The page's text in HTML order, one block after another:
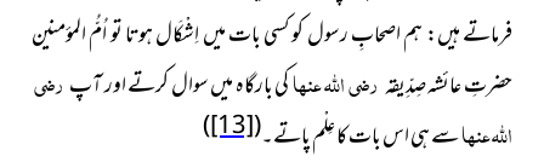
فرماتے ہیں: ہم اصحابِ رسول کو کسی بات میں اِشْکَال ہوتا تو اُمُّ المؤمنین
حضرتِ عائشہ صِدِّیقہرضی اللہ عنہاکی بارگاہ میں سوال کرتے اور آپرضی
اللہ عنہاسے ہی اس بات کا عِلْم پاتے۔(
[13]
)